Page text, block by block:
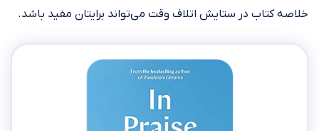
خلاصه کتاب در ستایش اتلاف وقت می‌تواند برایتان مفید باشد.